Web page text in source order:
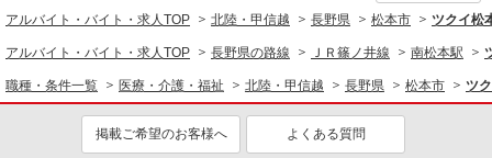
アルバイト・バイト・求人TOP 北陸・甲信越 長野県 松本市 ツクイ松
アルバイト・バイト・求人TOP 長野県の路線 ＪＲ篠ノ井線 南松本駅
職種・条件一覧 医療・介護・福祉 北陸・甲信越 長野県 松本市 ツ
掲載ご希望のお客様へ よくある質問